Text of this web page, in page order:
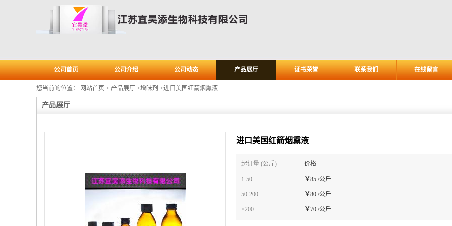
公司首页 公司介绍 公司动态 产品展厅 证书荣誉 联系我们 在线留言
您当前的位置： 网站首页 > 产品展厅 >增味剂 >进口美国红箭烟熏液
产品展厅
进口美国红箭烟熏液
起订量 (公斤) 价格
1-50 ￥85 /公斤
50-200 ￥80 /公斤
≥200 ￥70 /公斤